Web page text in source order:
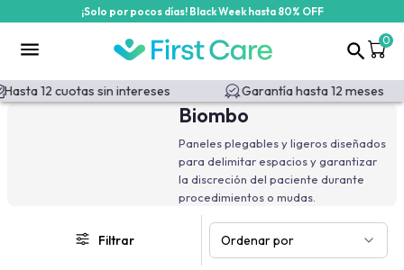
¡Solo por pocos días! Black Week hasta 80% OFF
0
12 cuotas sin intereses Garantía hasta 12 meses
Biombo
Paneles plegables y ligeros diseñados
para delimitar espacios y garantizar
la discreción del paciente durante
procedimientos o mudas.
Filtrar Ordenar por
/categoria-producto/camas-clinicas/accesorios-camas-clinicas/